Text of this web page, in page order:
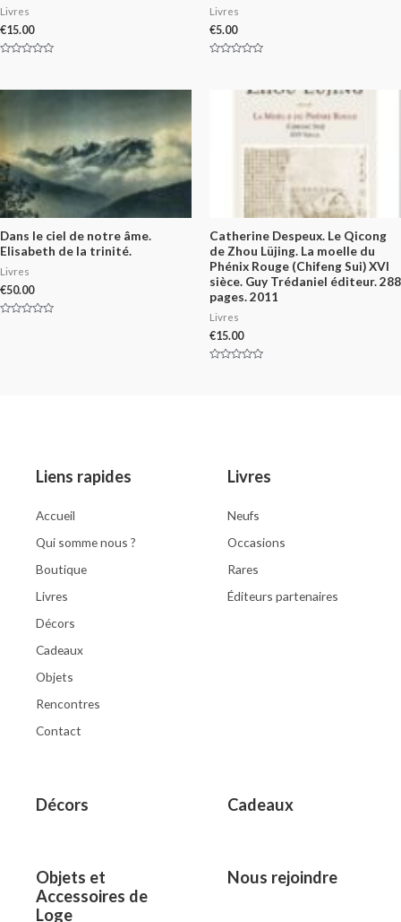
Livres
€15.00
of
Livres
€5.00
Dans le ciel de notre âme.
Elisabeth de la trinité.
Livres
€50.00
Catherine Despeux. Le Qicong
de Zhou Lüjing. La moelle du
Phénix Rouge (Chifeng Sui) XVI
sièce. Guy Trédaniel éditeur. 288
pages. 2011
Livres
€15.00
Liens rapides
Accueil
Qui somme nous ?
Boutique
Livres
Décors
Cadeaux
Objets
Rencontres
Contact
Livres
Neufs
Occasions
Rares
Éditeurs partenaires
Décors Cadeaux
Objets et
Accessoires de
Loge
Nous rejoindre